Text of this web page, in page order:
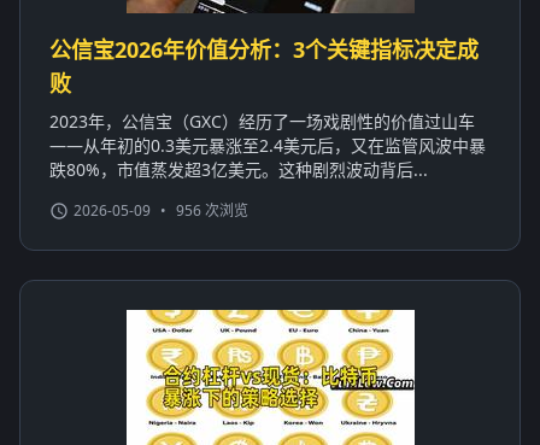
公信宝2026年价值分析：3个关键指标决定成
败
2023年，公信宝（GXC）经历了一场戏剧性的价值过山车
——从年初的0.3美元暴涨至2.4美元后，又在监管风波中暴
跌80%，市值蒸发超3亿美元。这种剧烈波动背后...
2026-05-09 • 956 次浏览